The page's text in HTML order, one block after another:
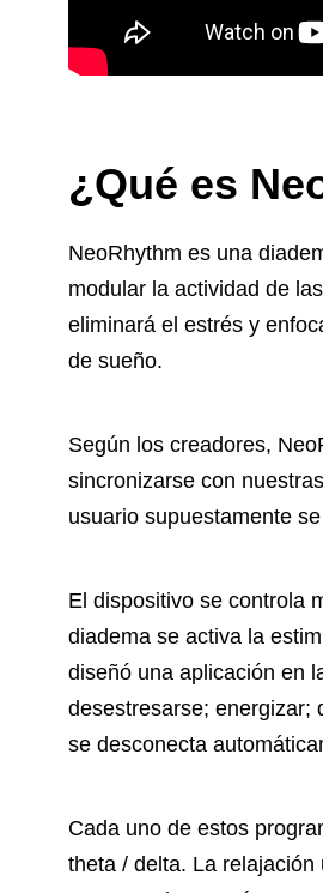
¿Qué es
NeoRhythm es una
modular la actividad de
eliminará el estrés y
de sueño.
Según los creadores,
sincronizarse con
usuario supuestamente
El dispositivo se controla
diadema se activa la
diseñó una aplicación en
desestresarse; energizar;
se desconecta
Cada uno de estos
theta / delta. La